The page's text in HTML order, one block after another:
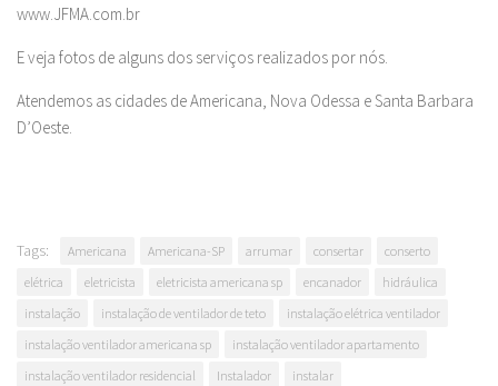
www.JFMA.com.br
E veja fotos de alguns dos serviços realizados por nós.
Atendemos as cidades de Americana, Nova Odessa e Santa Barbara
D’Oeste.
Tags: Americana Americana-SP arrumar consertar
conserto
elétrica
eletricista eletricista americana sp encanador
hidráulica
instalação
instalação de ventilador de teto
instalação elétrica ventilador
instalação ventilador americana sp
instalação ventilador apartamento
instalação ventilador residencial
Instalador
instalar